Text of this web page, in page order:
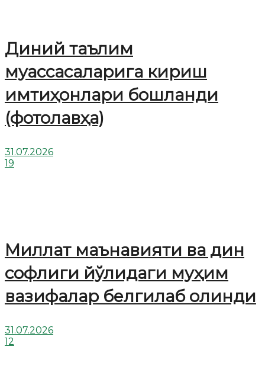
Диний таълим
муассасаларига кириш
имтиҳонлари бошланди
(фотолавҳа)
31.07.2026
19
Миллат маънавияти ва дин
софлиги йўлидаги муҳим
вазифалар белгилаб олинди
31.07.2026
12